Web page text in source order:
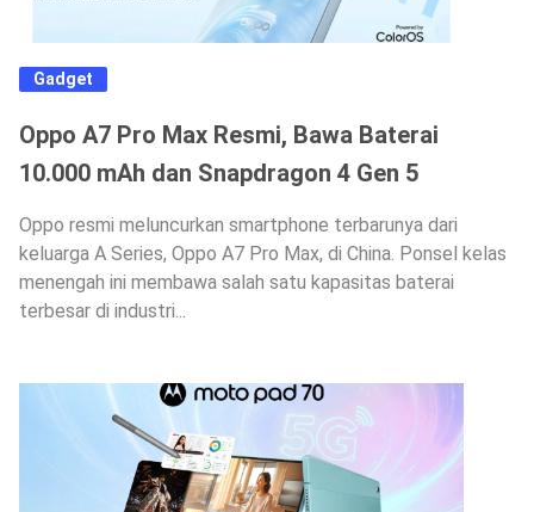
Gadget
Oppo A7 Pro Max Resmi, Bawa Baterai
10.000 mAh dan Snapdragon 4 Gen 5
Oppo resmi meluncurkan smartphone terbarunya dari
keluarga A Series, Oppo A7 Pro Max, di China. Ponsel kelas
menengah ini membawa salah satu kapasitas baterai
terbesar di industri...